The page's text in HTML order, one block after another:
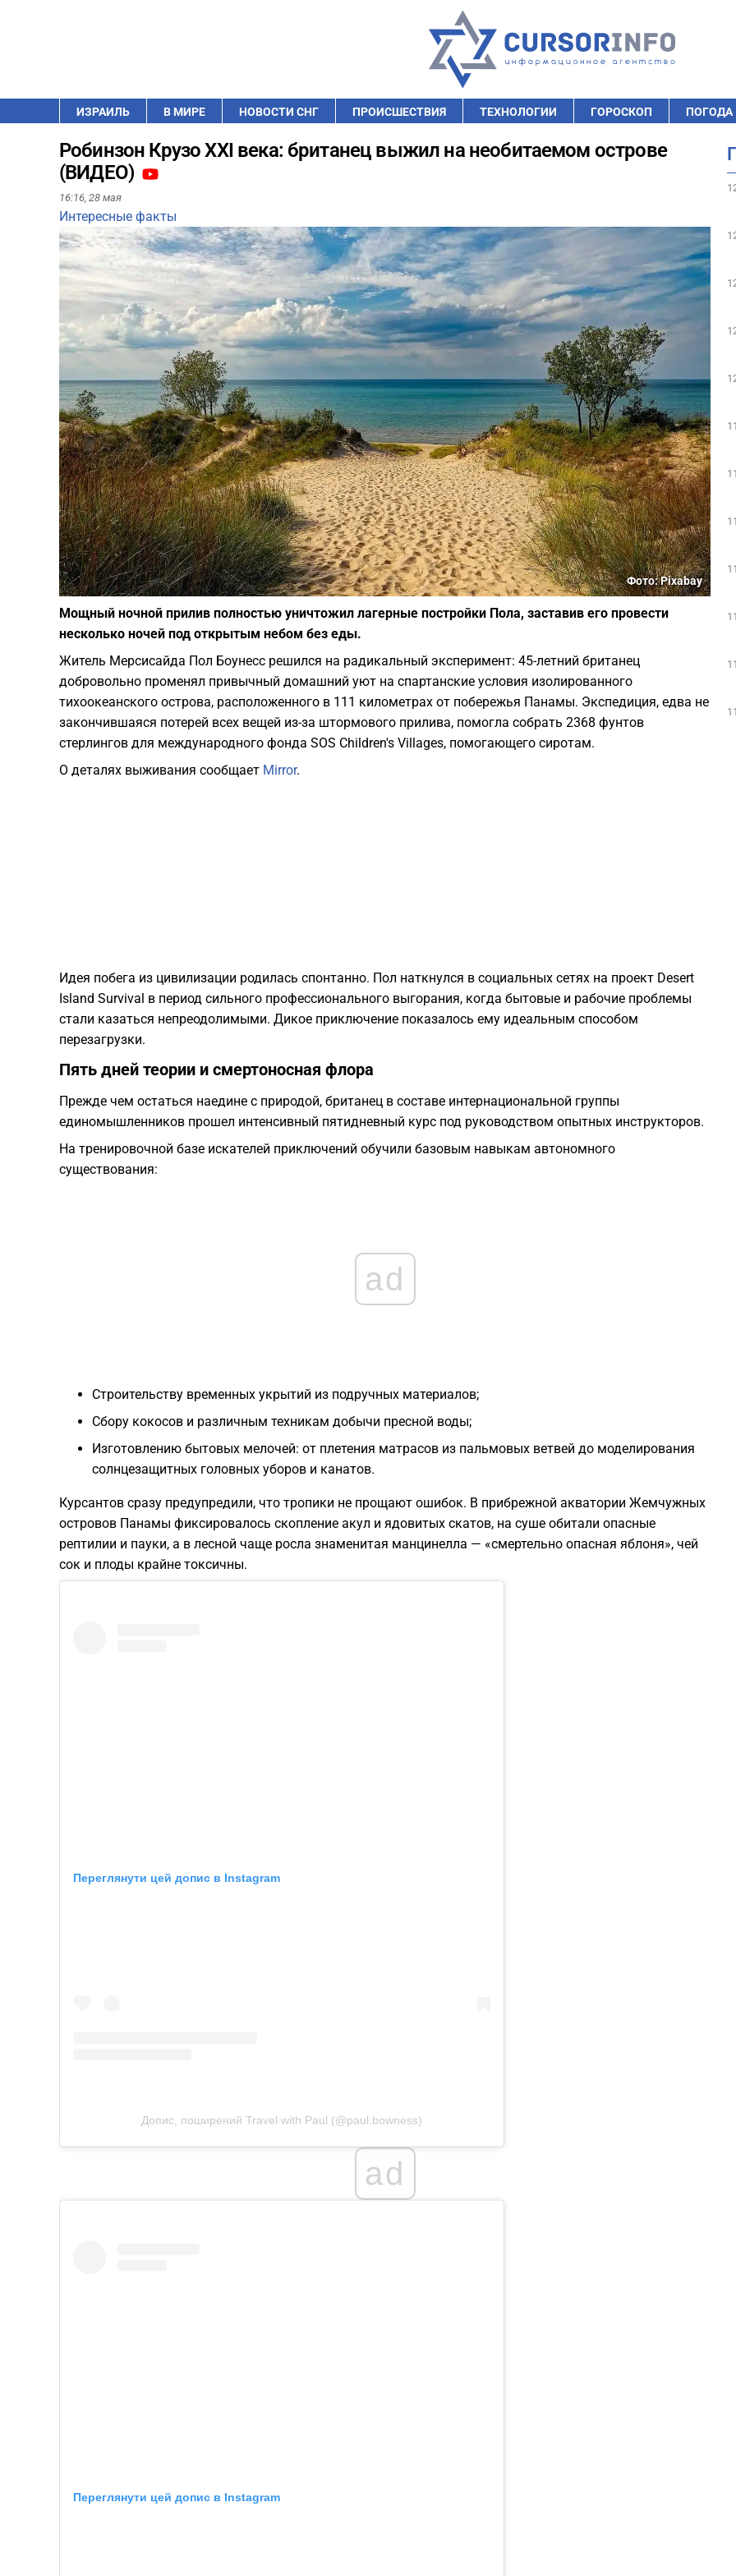
ИЗРАИЛЬ В МИРЕ НОВОСТИ СНГ ПРОИСШЕСТВИЯ ТЕХНОЛОГИИ ГОРОСКОП ПОГОДА
Робинзон Крузо XXI века: британец выжил на необитаемом острове
(ВИДЕО)
16:16, 28 мая
Интересные факты
Фото: Pixabay
Мощный ночной прилив полностью уничтожил лагерные постройки Пола, заставив его провести
несколько ночей под открытым небом без еды.
Житель Мерсисайда Пол Боунесс решился на радикальный эксперимент: 45-летний британец
добровольно променял привычный домашний уют на спартанские условия изолированного
тихоокеанского острова, расположенного в 111 километрах от побережья Панамы. Экспедиция, едва не
закончившаяся потерей всех вещей из-за штормового прилива, помогла собрать 2368 фунтов
стерлингов для международного фонда SOS Children's Villages, помогающего сиротам.
О деталях выживания сообщает Mirror.
Идея побега из цивилизации родилась спонтанно. Пол наткнулся в социальных сетях на проект Desert
Island Survival в период сильного профессионального выгорания, когда бытовые и рабочие проблемы
стали казаться непреодолимыми. Дикое приключение показалось ему идеальным способом
перезагрузки.
Пять дней теории и смертоносная флора
Прежде чем остаться наедине с природой, британец в составе интернациональной группы
единомышленников прошел интенсивный пятидневный курс под руководством опытных инструкторов.
На тренировочной базе искателей приключений обучили базовым навыкам автономного
существования:
ad
Строительству временных укрытий из подручных материалов;
Сбору кокосов и различным техникам добычи пресной воды;
Изготовлению бытовых мелочей: от плетения матрасов из пальмовых ветвей до моделирования
солнцезащитных головных уборов и канатов.
Курсантов сразу предупредили, что тропики не прощают ошибок. В прибрежной акватории Жемчужных
островов Панамы фиксировалось скопление акул и ядовитых скатов, на суше обитали опасные
рептилии и пауки, а в лесной чаще росла знаменитая манцинелла — «смертельно опасная яблоня», чей
сок и плоды крайне токсичны.
Переглянути цей допис в Instagram
Допис, поширений Travel with Paul (@paul.bowness)
ad
Переглянути цей допис в Instagram